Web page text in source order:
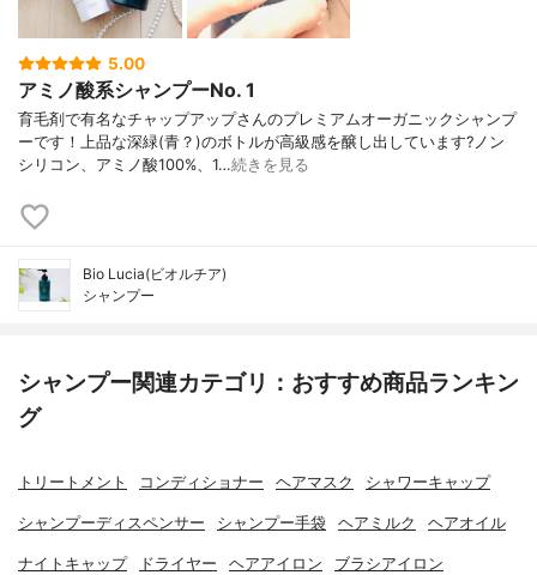
5.00
アミノ酸系シャンプーNo. 1
育毛剤で有名なチャップアップさんのプレミアムオーガニックシャンプ
ーです！上品な深緑(青？)のボトルが高級感を醸し出しています?ノン
シリコン、アミノ酸100%、1…続きを見る
Bio Lucia(ビオルチア)
シャンプー
シャンプー関連カテゴリ：おすすめ商品ランキン
グ
トリートメント コンディショナー ヘアマスク シャワーキャップ
シャンプーディスペンサー シャンプー手袋 ヘアミルク ヘアオイル
ナイトキャップ ドライヤー ヘアアイロン ブラシアイロン